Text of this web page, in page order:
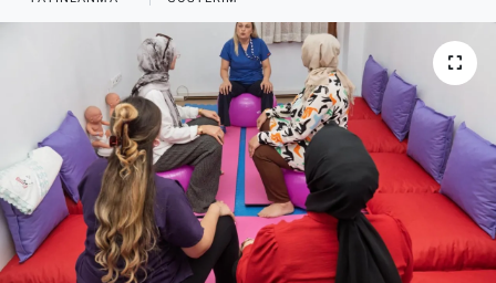
Tüm Haberler
İletişim
Künye
Süper Lig Puan Durumu ve Fikstür
Tüm Manşetler
Son Dakika Haberleri
Haber Arşivi